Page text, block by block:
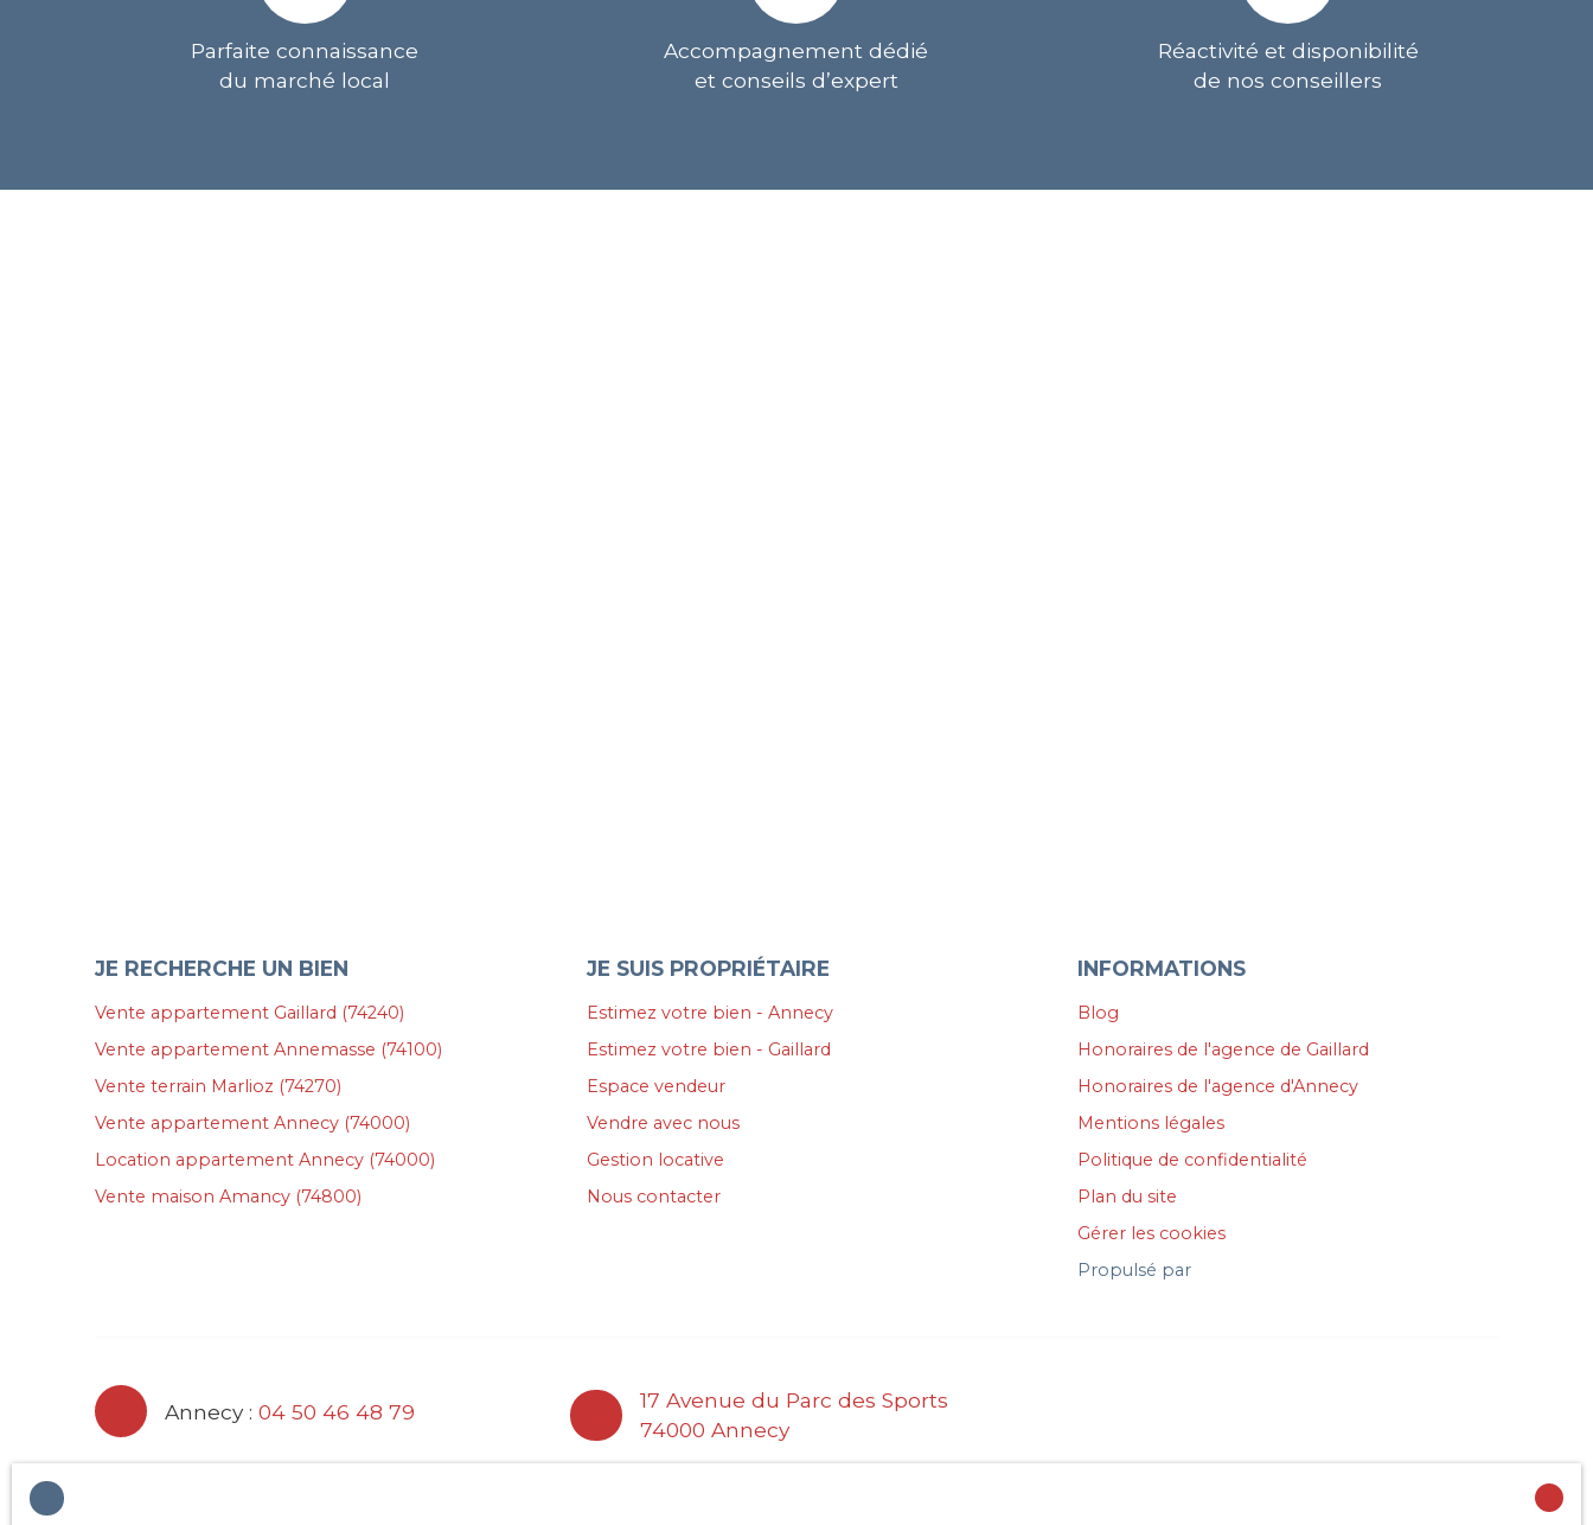
Parfaite connaissance
du marché local
Accompagnement dédié
et conseils d’expert
Réactivité et disponibilité
de nos conseillers
JE RECHERCHE UN BIEN
Vente appartement Gaillard (74240)
Vente appartement Annemasse (74100)
Vente terrain Marlioz (74270)
Vente appartement Annecy (74000)
Location appartement Annecy (74000)
Vente maison Amancy (74800)
JE SUIS PROPRIÉTAIRE
Estimez votre bien - Annecy
Estimez votre bien - Gaillard
Espace vendeur
Vendre avec nous
Gestion locative
Nous contacter
INFORMATIONS
Blog
Honoraires de l'agence de Gaillard
Honoraires de l'agence d'Annecy
Mentions légales
Politique de confidentialité
Plan du site
Gérer les cookies
Propulsé par
Annecy : 04 50 46 48 79
17 Avenue du Parc des Sports
74000 Annecy